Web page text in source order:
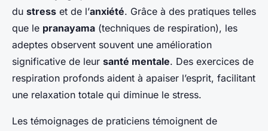
du stress et de l’anxiété. Grâce à des pratiques telles
que le pranayama (techniques de respiration), les
adeptes observent souvent une amélioration
significative de leur santé mentale. Des exercices de
respiration profonds aident à apaiser l’esprit, facilitant
une relaxation totale qui diminue le stress.
Les témoignages de praticiens témoignent de